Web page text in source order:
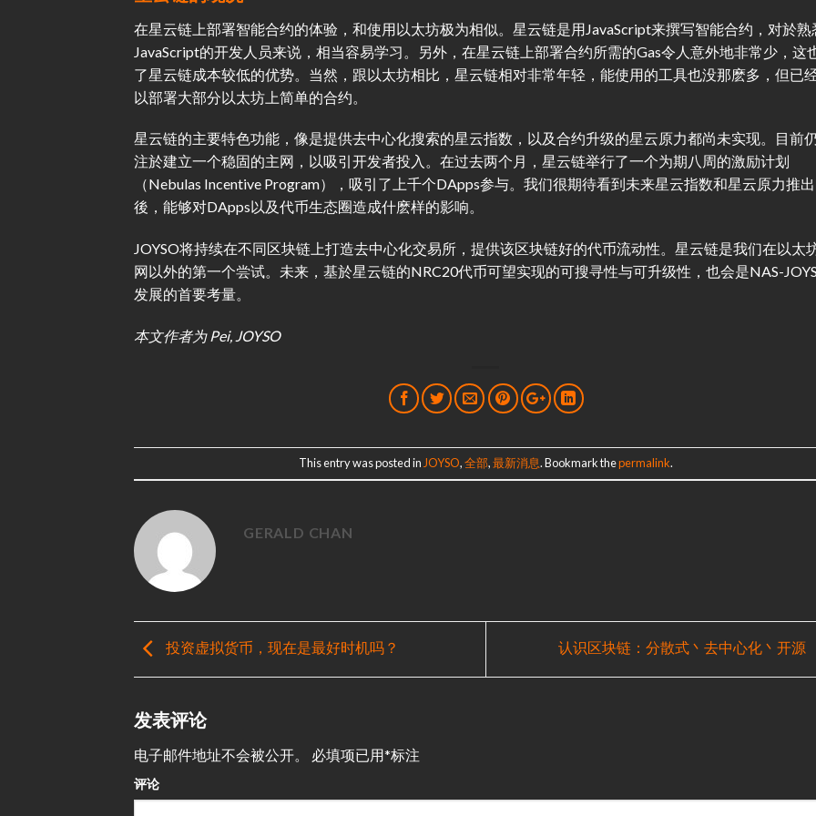
在星云链上部署智能合约的体验，和使用以太坊极为相似。星云链是用JavaScript来撰写智能合约，对於熟
JavaScript的开发人员来说，相当容易学习。另外，在星云链上部署合约所需的Gas令人意外地非常少，这
了星云链成本较低的优势。当然，跟以太坊相比，星云链相对非常年轻，能使用的工具也没那麽多，但已
以部署大部分以太坊上简单的合约。
星云链的主要特色功能，像是提供去中心化搜索的星云指数，以及合约升级的星云原力都尚未实现。目前
注於建立一个稳固的主网，以吸引开发者投入。在过去两个月，星云链举行了一个为期八周的激励计划
（Nebulas Incentive Program），吸引了上千个DApps参与。我们很期待看到未来星云指数和星云原力推出
後，能够对DApps以及代币生态圈造成什麽样的影响。
JOYSO将持续在不同区块链上打造去中心化交易所，提供该区块链好的代币流动性。星云链是我们在以太
网以外的第一个尝试。未来，基於星云链的NRC20代币可望实现的可搜寻性与可升级性，也会是NAS-
发展的首要考量。
本文作者为 Pei, JOYSO
This entry was posted inJOYSO,全部,最新消息. Bookmark thepermalink.
GERALD CHAN
投资虚拟货币，现在是最好时机吗？ 认识区块链：分散式丶去中心化丶开源
发表评论
电子邮件地址不会被公开。 必填项已用*标注
评论